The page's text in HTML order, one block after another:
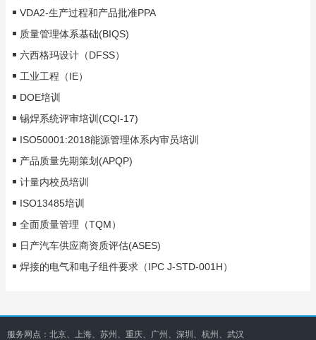
VDA2-生产过程和产品批准PPA
质量管理体系基础(BIQS)
六西格玛设计（DFSS）
工业工程（IE）
DOE培训
锡焊系统评审培训(CQI-17)
ISO50001:2018能源管理体系内审员培训
产品质量先期策划(APQP)
计量内校员培训
ISO13485培训
全面质量管理（TQM）
日产汽车供应商资质评估(ASES)
焊接的电气和电子组件要求（IPC J-STD-001H）
服务网点：北京、上海、苏州、重庆、广州、深圳、杭州、武汉